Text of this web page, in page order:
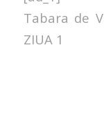
Tabara de
ZIUA 1